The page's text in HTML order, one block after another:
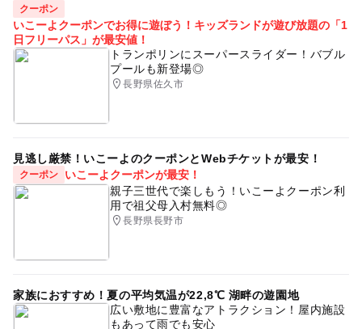
クーポン
いこーよクーポンでお得に遊ぼう！キッズランドが遊び放題の「1
日フリーパス」が最安値！
トランポリンにスーパースライダー！バブル
プールも新登場◎
長野県佐久市
見逃し厳禁！いこーよのクーポンとWebチケットが最安！
クーポン
いこーよクーポンが最安！
親子三世代で楽しもう！いこーよクーポン利
用で祖父母入村無料◎
長野県長野市
家族におすすめ！夏の平均気温が22,8℃ 湖畔の遊園地
広い敷地に豊富なアトラクション！屋内施設
もあって雨でも安心